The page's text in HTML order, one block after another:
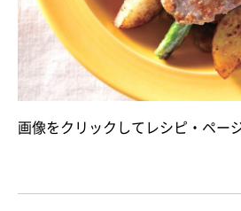
画像をクリックしてレシピ・ペ